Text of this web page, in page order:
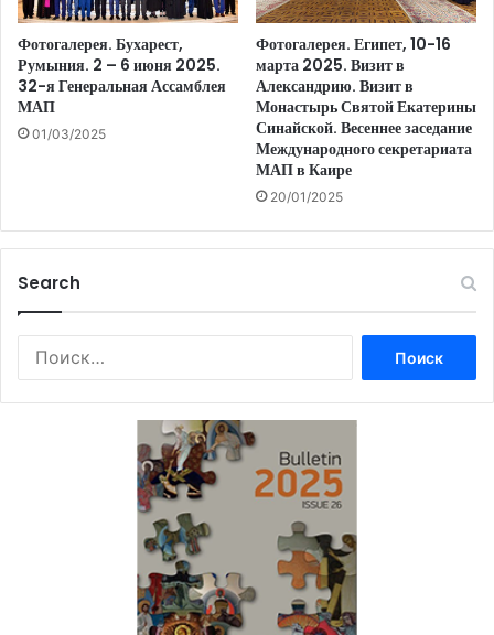
Фотогалерея. Бухарест,
Румыния. 2 – 6 июня 2025.
32-я Генеральная Ассамблея
МАП
01/03/2025
Фотогалерея. Египет, 10-16
марта 2025. Визит в
Александрию. Визит в
Монастырь Святой Екатерины
Синайской. Весеннее заседание
Международного секретариата
МАП в Каире
20/01/2025
Search